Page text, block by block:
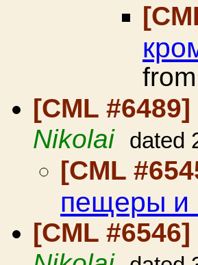
from
[CML #6489]
Nikolai dated
[CML
пещеры и
[CML #6546]